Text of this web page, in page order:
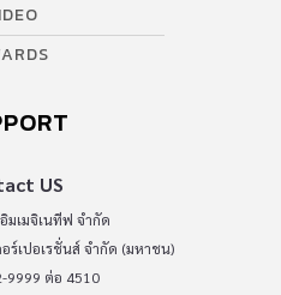
US
มเมจิเนทีฟ จำกัด
ร์เปอเรชั่นส์ จำกัด (มหาชน)
9999 ต่อ 4510